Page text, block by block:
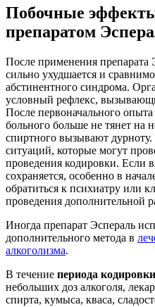
Побочные
препаратом
После применения препарата
сильно ухудшается и
абстинентного синдрома.
условный рефлекс,
После первоначального
больного больше не тянет на
спиртного вызывают
ситуаций, которые могут
проведения кодировки. Если
сохраняется, особенно в
обратиться к психиатру или
проведения дополнительной
Иногда препарат Эспераль
дополнительного метода в
алкоголизма.
В течение периода
небольших доз алкоголя,
спирта, кумыса, кваса,